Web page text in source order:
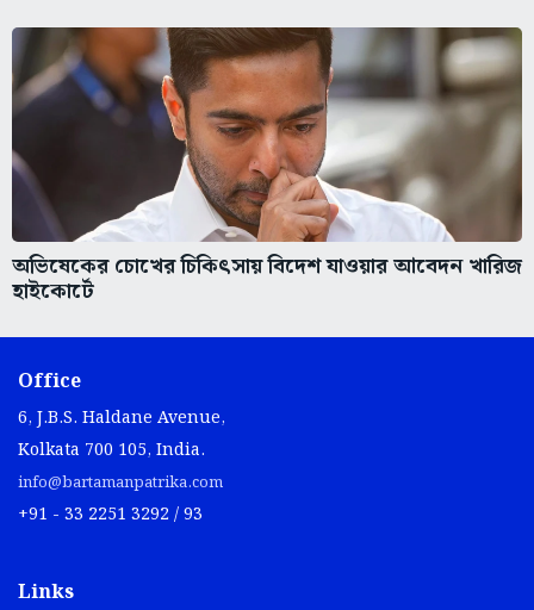
অভিষেকের চোখের চিকিৎসায় বিদেশ যাওয়ার আবেদন খারিজ
হাইকোর্টে
Office
6, J.B.S. Haldane Avenue,
Kolkata 700 105, India.
info@bartamanpatrika.com
+91 - 33 2251 3292 / 93
Links